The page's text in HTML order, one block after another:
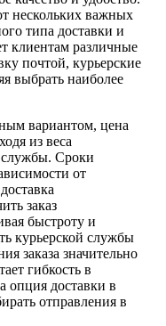
нескольких важных
типа доставки и
клиентам различные
почтой, курьерские
выбрать наиболее
вариантом, цена
из веса
службы. Сроки
от
заказ
быстроту и
курьерской службы
заказа значительно
гибкость в
опция доставки в
отправления в